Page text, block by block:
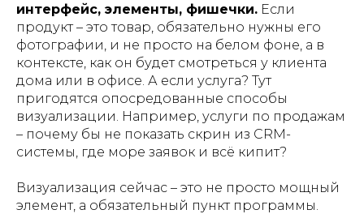
интерфейс, элементы, фишечки. Если
продукт – это товар, обязательно нужны его
фотографии, и не просто на белом фоне, а в
контексте, как он будет смотреться у клиента
дома или в офисе. А если услуга? Тут
пригодятся опосредованные способы
визуализации. Например, услуги по продажам
– почему бы не показать скрин из CRM-
системы, где море заявок и всё кипит?
Визуализация сейчас – это не просто мощный
элемент, а обязательный пункт программы.